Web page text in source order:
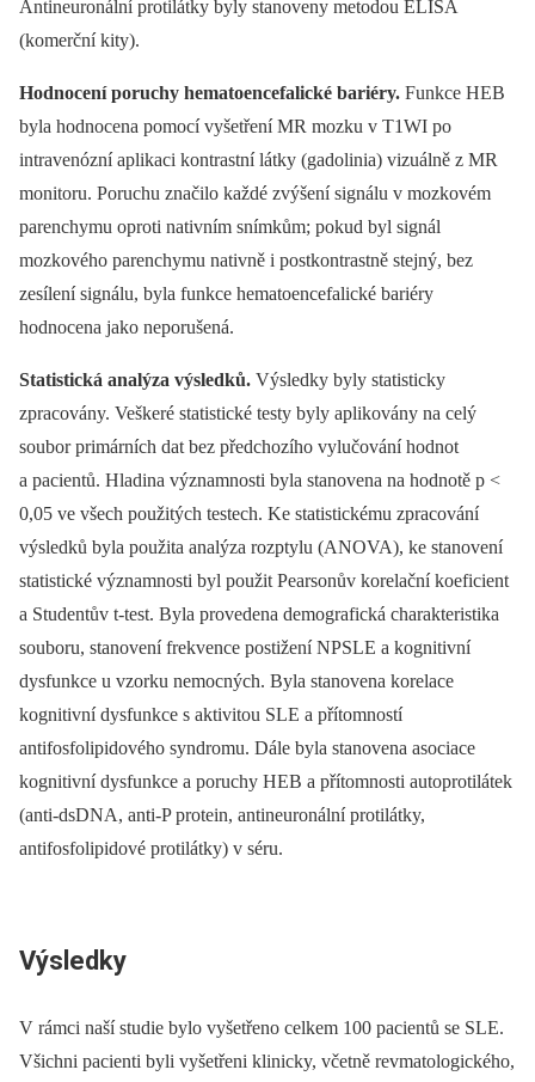
Antineuronální protilátky byly stanoveny metodou ELISA
(komerční kity).
Hodnocení poruchy hematoencefalické bariéry. Funkce HEB
byla hodnocena pomocí vyšetření MR mozku v T1WI po
intravenózní aplikaci kontrastní látky (gadolinia) vizuálně z MR
monitoru. Poruchu značilo každé zvýšení signálu v mozkovém
parenchymu oproti nativním snímkům; pokud byl signál
mozkového parenchymu nativně i postkontrastně stejný, bez
zesílení signálu, byla funkce hematoencefalické bariéry
hodnocena jako neporušená.
Statistická analýza výsledků. Výsledky byly statisticky
zpracovány. Veškeré statistické testy byly aplikovány na celý
soubor primárních dat bez předchozího vylučování hodnot
a pacientů. Hladina významnosti byla stanovena na hodnotě p <
0,05 ve všech použitých testech. Ke statistickému zpracování
výsledků byla použita analýza rozptylu (ANOVA), ke stanovení
statistické významnosti byl použit Pearsonův korelační koeficient
a Studentův t-test. Byla provedena demografická charakteristika
souboru, stanovení frekvence postižení NPSLE a kognitivní
dysfunkce u vzorku nemocných. Byla stanovena korelace
kognitivní dysfunkce s aktivitou SLE a přítomností
antifosfolipidového syndromu. Dále byla stanovena asociace
kognitivní dysfunkce a poruchy HEB a přítomnosti autoprotilátek
(anti-dsDNA, anti-P protein, antineuronální protilátky,
antifosfolipidové protilátky) v séru.
Výsledky
V rámci naší studie bylo vyšetřeno celkem 100 pacientů se SLE.
Všichni pacienti byli vyšetřeni klinicky, včetně revmatologického,